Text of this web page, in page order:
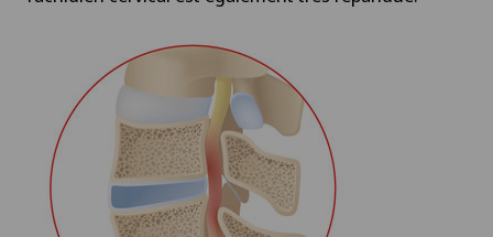
Cancer pelvien
Cardiologie
Cardiologie interventionnelle